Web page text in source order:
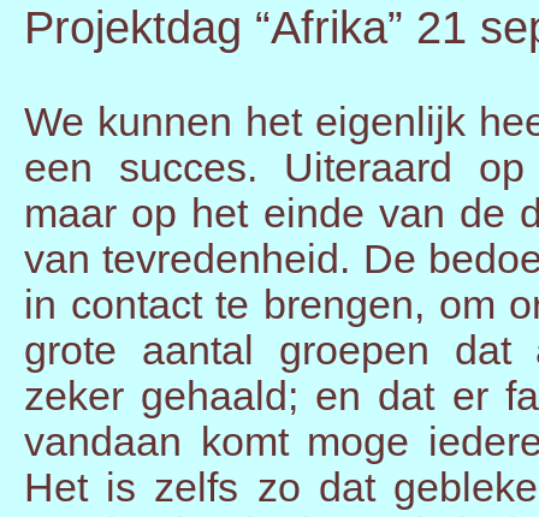
Projektdag “Afrika” 21
We kunnen het eigenlijk
een succes. Uiteraard
maar op het einde van de
van tevredenheid. De
in contact te brengen, om
grote aantal groepen dat
zeker gehaald; en dat er
vandaan komt moge
Het is zelfs zo dat